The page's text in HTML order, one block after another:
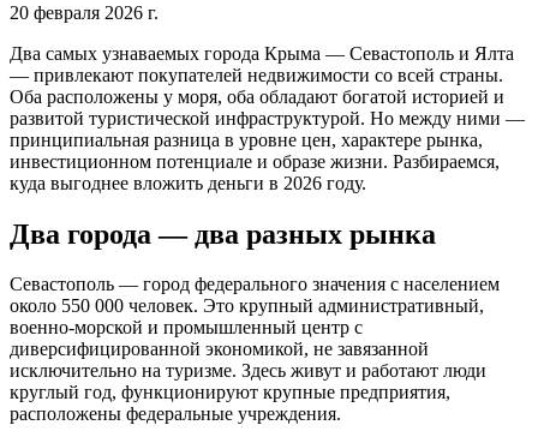
20 февраля 2026 г.
Два самых узнаваемых города Крыма — Севастополь и Ялта
— привлекают покупателей недвижимости со всей страны.
Оба расположены у моря, оба обладают богатой историей и
развитой туристической инфраструктурой. Но между ними —
принципиальная разница в уровне цен, характере рынка,
инвестиционном потенциале и образе жизни. Разбираемся,
куда выгоднее вложить деньги в 2026 году.
Два города — два разных рынка
Севастополь — город федерального значения с населением
около 550 000 человек. Это крупный административный,
военно-морской и промышленный центр с
диверсифицированной экономикой, не завязанной
исключительно на туризме. Здесь живут и работают люди
круглый год, функционируют крупные предприятия,
расположены федеральные учреждения.